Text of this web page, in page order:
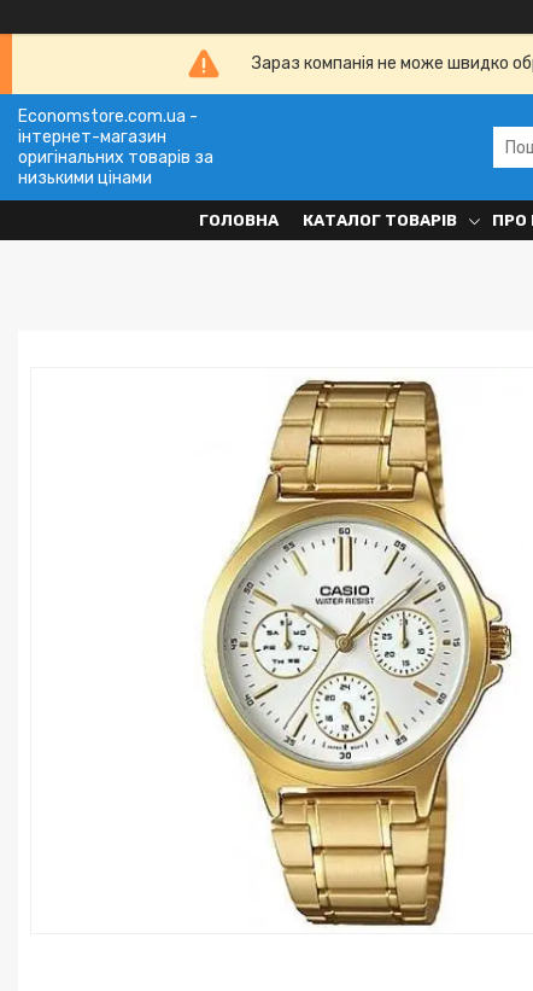
Зараз компанія не може швидко
Economstore.com.ua -
інтернет-магазин
оригінальних товарів за
низькими цінами
ГОЛОВНА КАТАЛОГ ТОВАРІВ ПРО